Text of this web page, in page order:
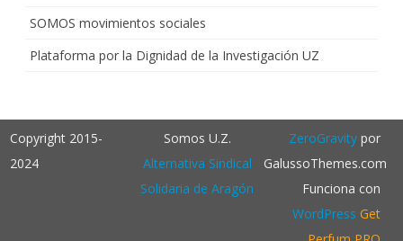
SOMOS movimientos sociales
Plataforma por la Dignidad de la Investigación UZ
Copyright 2015-
2024
Somos U.Z.
Alternativa Sindical
Solidaria de Aragón
ZeroGravitypor
GalussoThemes.com
Funciona con
WordPress Get